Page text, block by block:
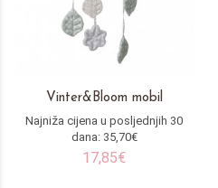
Vinter&Bloom mobil
Najniža cijena u posljednjih 30
dana: 35,70€
17,85€